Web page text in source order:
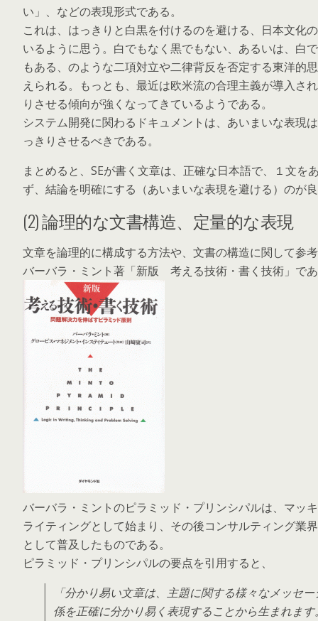
い」、などの表現形式である。
これは、はっきりと白黒を付けるのを避ける、日本文化
いるように思う。白でもなく黒でもない、あるいは、白
もある、のような二項対立や二律背反を否定する東洋的
えられる。もっとも、最近は欧米流の合理主義が導入さ
りさせる傾向が強くなってきているようである。
システム開発に関わるドキュメントは、あいまいな表現
っきりさせるべきである。
まとめると、SEが書く文章は、正確な日本語で、１文を
ず、結論を明確にする（あいまいな表現を避ける）のが
(2) 論理的な文書構造、定量的な表現
文章を論理的に構成する方法や、文書の構造に関して参
バーバラ・ミント著「新版 考える技術・書く技術」で
バーバラ・ミントのピラミッド・プリンシパルは、マッ
ライティングとして始まり、その後コンサルティング業
として普及したものである。
ピラミッド・プリンシパルの要点を引用すると、
「分かり易い文章は、主題に関する様々なメッセ
係を正確に分かり易く表現することから生まれま